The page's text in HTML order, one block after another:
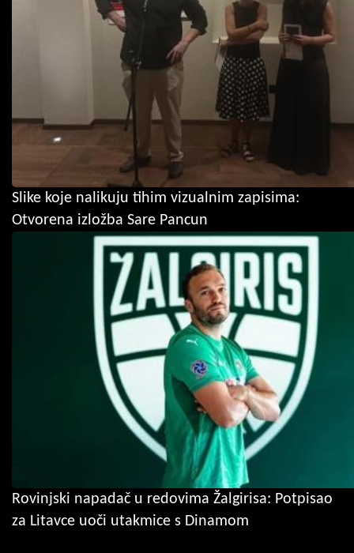
Slike koje nalikuju tihim vizualnim zapisima:
Otvorena izložba Sare Pancun
Rovinjski napadač u redovima Žalgirisa: Potpisao
za Litavce uoči utakmice s Dinamom